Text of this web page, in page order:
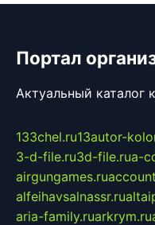
Портал
Актуальный каталог
133chel.ru13autor-
3-d-file.ru3d-file.rua-
airgungames.ru
alfeihavsalnassr.ru
aria-family.ruarkrym.ru